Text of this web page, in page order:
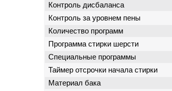
Контроль дисбаланса
Контроль за уровнем пены
Количество программ
Программа стирки шерсти
Специальные программы
Таймер отсрочки начала стирки
Материал бака